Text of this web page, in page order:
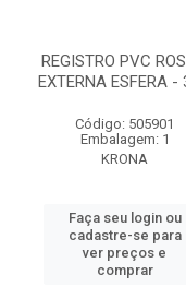
REGISTRO PVC
EXTERNA ESFERA -
Código: 505901
Embalagem: 1
KRONA
Faça seu login ou
cadastre-se para
ver preços e
comprar